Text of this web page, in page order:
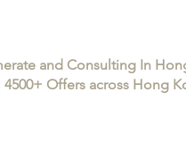
and Consulting In
Offers across Hong